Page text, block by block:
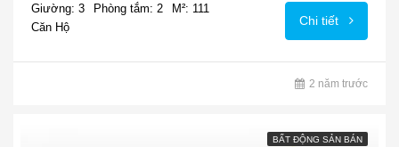
Giường: 3 Phòng tắm: 2
M²: 111
Căn Hộ
Chi tiết
2 năm trước
BẤT ĐỘNG SẢN BÁN